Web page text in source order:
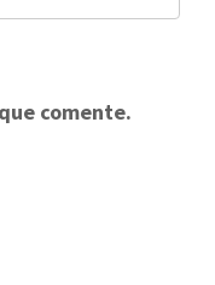
comente.